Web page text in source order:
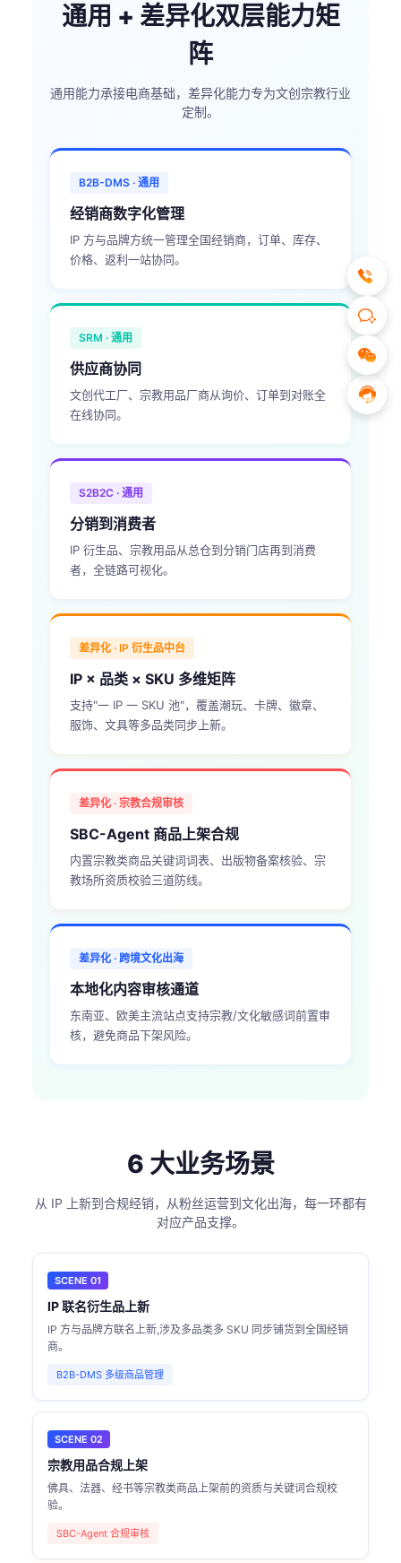
通用 + 差异化双层能力矩
阵
通用能力承接电商基础，差异化能力专为文创宗教行业
定制。
B2B-DMS · 通用
经销商数字化管理
IP 方与品牌方统一管理全国经销商，订单、库存、
价格、返利一站协同。
SRM · 通用
供应商协同
文创代工厂、宗教用品厂商从询价、订单到对账全
在线协同。
S2B2C · 通用
分销到消费者
IP 衍生品、宗教用品从总仓到分销门店再到消费
者，全链路可视化。
差异化 · IP 衍生品中台
IP × 品类 × SKU 多维矩阵
支持"一 IP 一 SKU 池"，覆盖潮玩、卡牌、徽章、
服饰、文具等多品类同步上新。
差异化 · 宗教合规审核
SBC-Agent 商品上架合规
内置宗教类商品关键词词表、出版物备案核验、宗
教场所资质校验三道防线。
差异化 · 跨境文化出海
本地化内容审核通道
东南亚、欧美主流站点支持宗教/文化敏感词前置审
核，避免商品下架风险。
6 大业务场景
从 IP 上新到合规经销，从粉丝运营到文化出海，每一环都有
对应产品支撑。
SCENE 01
IP 联名衍生品上新
IP 方与品牌方联名上新,涉及多品类多 SKU 同步铺货到全国经销
商。
B2B-DMS 多级商品管理
SCENE 02
宗教用品合规上架
佛具、法器、经书等宗教类商品上架前的资质与关键词合规校
验。
SBC-Agent 合规审核